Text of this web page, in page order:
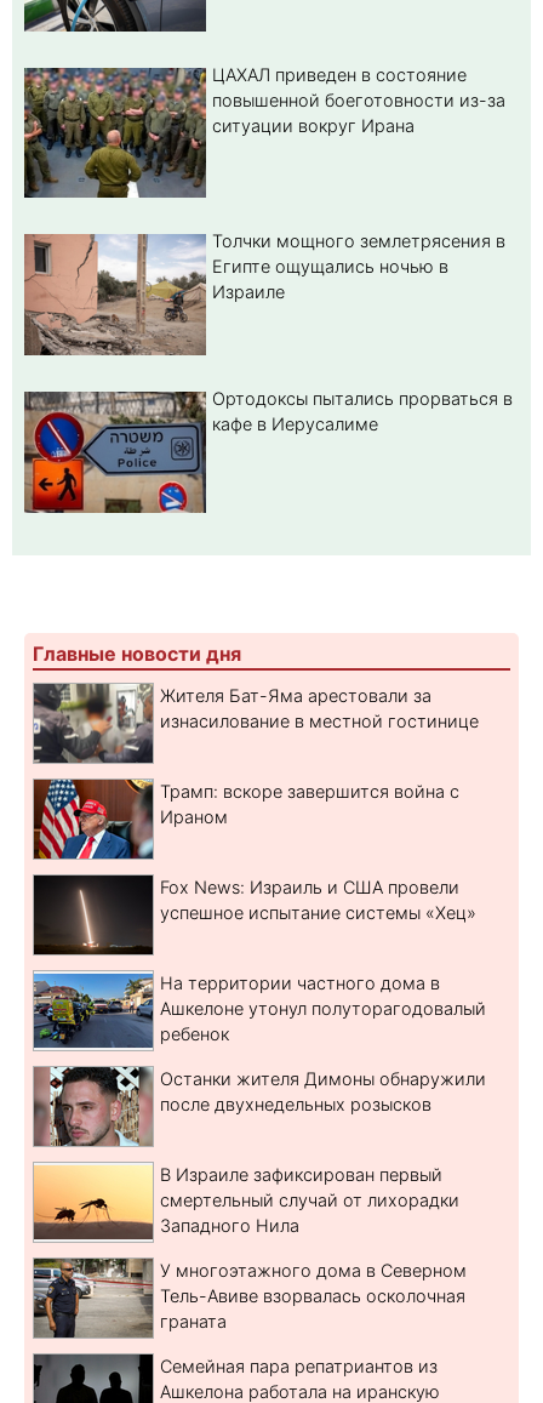
ЦАХАЛ приведен в состояние
повышенной боеготовности из-за
ситуации вокруг Ирана
Толчки мощного землетрясения в
Египте ощущались ночью в
Израиле
Ортодоксы пытались прорваться в
кафе в Иерусалиме
Главные новости дня
Жителя Бат-Яма арестовали за
изнасилование в местной гостинице
Трамп: вскоре завершится война с
Ираном
Fox News: Израиль и США провели
успешное испытание системы «Хец»
На территории частного дома в
Ашкелоне утонул полуторагодовалый
ребенок
Останки жителя Димоны обнаружили
после двухнедельных розысков
В Израиле зафиксирован первый
смертельный случай от лихорадки
Западного Нила
У многоэтажного дома в Северном
Тель-Авиве взорвалась осколочная
граната
Семейная пара репатриантов из
Ашкелона работала на иранскую